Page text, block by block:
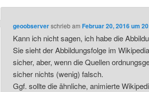
geoobserverschriebamFebruar 20, 2016 um
Kann ich nicht sagen, ich habe die
Sie sieht der Abbildungsfolge im
sicher, aber, wenn die Quellen
sicher nichts (wenig) falsch.
Ggf. sollte die ähnliche, animierte